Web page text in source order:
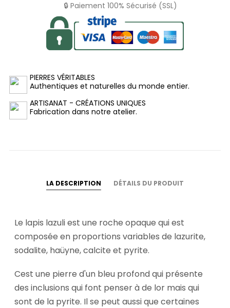
🔒 Paiement 100% Sécurisé (SSL)
PIERRES VÉRITABLES
Authentiques et naturelles du monde entier.
ARTISANAT - CRÉATIONS UNIQUES
Fabrication dans notre atelier.
LA DESCRIPTION DÉTAILS DU PRODUIT
Le lapis lazuli est une roche opaque qui est
composée en proportions variables de lazurite,
sodalite, haüyne, calcite et pyrite.
Cest une pierre d'un bleu profond qui présente
des inclusions qui font penser à de lor mais qui
sont de la pyrite. Il se peut aussi que certaines